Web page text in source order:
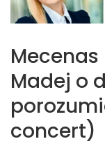
Mecenas
Madej o
concert)